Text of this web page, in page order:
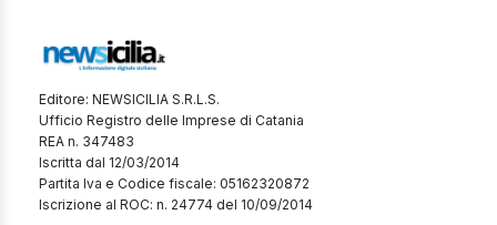
Editore: NEWSICILIA S.R.L.S.
Ufficio Registro delle Imprese di Catania
REA n. 347483
Iscritta dal 12/03/2014
Partita Iva e Codice fiscale: 05162320872
Iscrizione al ROC: n. 24774 del 10/09/2014